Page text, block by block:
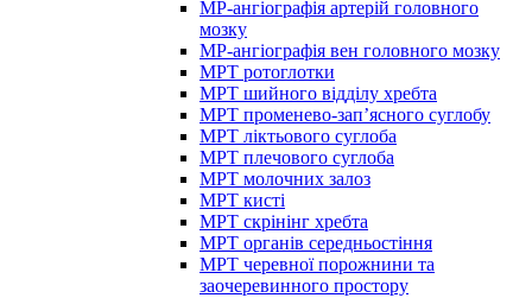
МР-ангіографія артерій головного
мозку
МР-ангіографія вен головного мозку
МРТ ротоглотки
МРТ шийного відділу хребта
МРТ променево-зап’ясного суглобу
МРТ ліктьового суглоба
МРТ плечового суглоба
МРТ молочних залоз
МРТ кисті
МРТ скрінінг хребта
МРТ органів середньостіння
МРТ черевної порожнини та
заочеревинного простору